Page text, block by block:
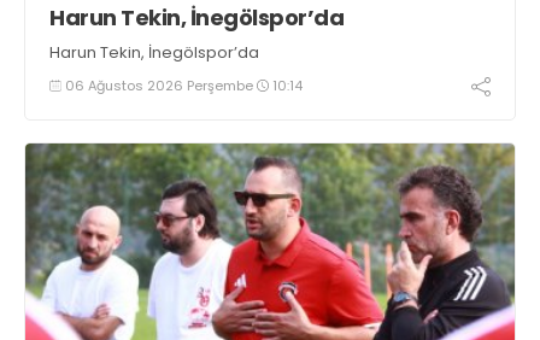
Harun Tekin, İnegölspor’da
Harun Tekin, İnegölspor’da
06 Ağustos 2026 Perşembe 10:14